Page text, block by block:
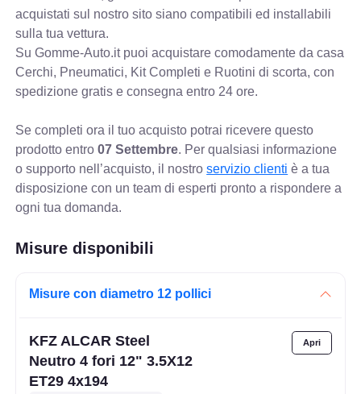
acquistati sul nostro sito siano compatibili ed installabili
sulla tua vettura.
Su Gomme-Auto.it puoi acquistare comodamente da casa
Cerchi, Pneumatici, Kit Completi e Ruotini di scorta, con
spedizione gratis e consegna entro 24 ore.
Se completi ora il tuo acquisto potrai ricevere questo
prodotto entro07 Settembre. Per qualsiasi informazione
o supporto nell’acquisto, il nostroservizio clienti è a tua
disposizione con un team di esperti pronto a rispondere a
ogni tua domanda.
Misure disponibili
Misure con diametro 12 pollici
KFZ ALCAR Steel
Neutro 4 fori 12" 3.5X12
ET29 4x194